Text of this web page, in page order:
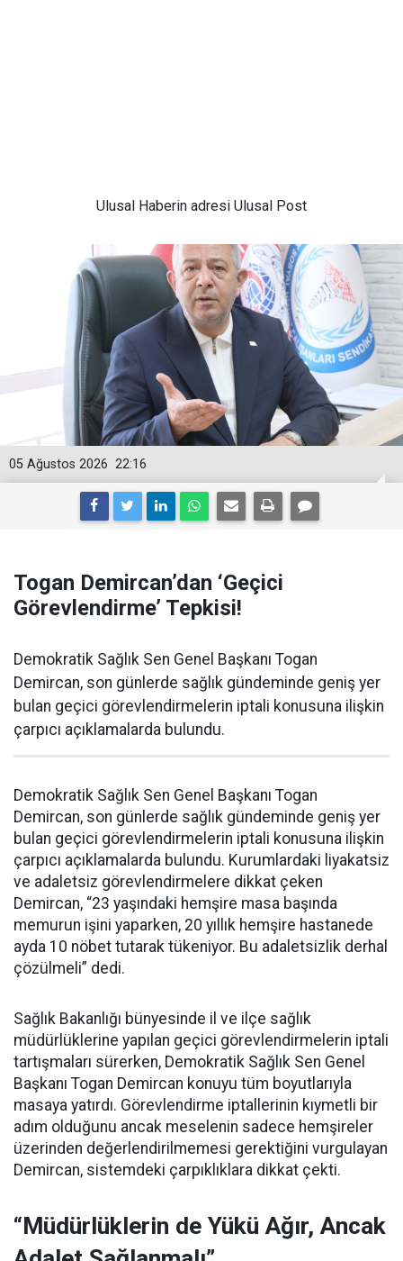
Ulusal Haberin adresi Ulusal Post
22:16
05 Ağustos 2026
Togan Demircan’dan ‘Geçici
Görevlendirme’ Tepkisi!
Demokratik Sağlık Sen Genel Başkanı Togan
Demircan, son günlerde sağlık gündeminde geniş yer
bulan geçici görevlendirmelerin iptali konusuna ilişkin
çarpıcı açıklamalarda bulundu.
Demokratik Sağlık Sen Genel Başkanı Togan
Demircan, son günlerde sağlık gündeminde geniş yer
bulan geçici görevlendirmelerin iptali konusuna ilişkin
çarpıcı açıklamalarda bulundu. Kurumlardaki liyakatsiz
ve adaletsiz görevlendirmelere dikkat çeken
Demircan, “23 yaşındaki hemşire masa başında
memurun işini yaparken, 20 yıllık hemşire hastanede
ayda 10 nöbet tutarak tükeniyor. Bu adaletsizlik derhal
çözülmeli” dedi.
Sağlık Bakanlığı bünyesinde il ve ilçe sağlık
müdürlüklerine yapılan geçici görevlendirmelerin iptali
tartışmaları sürerken, Demokratik Sağlık Sen Genel
Başkanı Togan Demircan konuyu tüm boyutlarıyla
masaya yatırdı. Görevlendirme iptallerinin kıymetli bir
adım olduğunu ancak meselenin sadece hemşireler
üzerinden değerlendirilmemesi gerektiğini vurgulayan
Demircan, sistemdeki çarpıklıklara dikkat çekti.
“Müdürlüklerin de Yükü Ağır, Ancak